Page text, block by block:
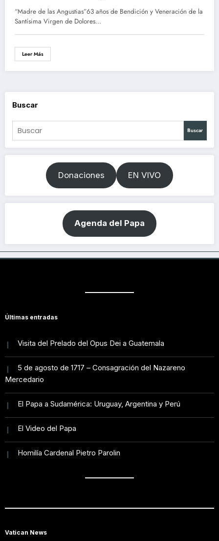
“Madre de las Angustias”63 años de Bendición y Veneración de la
Santísima Virgen de Dolores…
Leer Más
Buscar
Buscar
Donaciones EN VIVO
Agenda del Papa
Últimas entradas
Visita del Prelado del Opus Dei a Guatemala
5 de agosto de 1717 – Consagración del Nazareno
Mercedario
El Papa a Sudamérica: Uruguay, Argentina y Perú
El Video del Papa
Homilía Cardenal Pietro Parolin
Vatican News